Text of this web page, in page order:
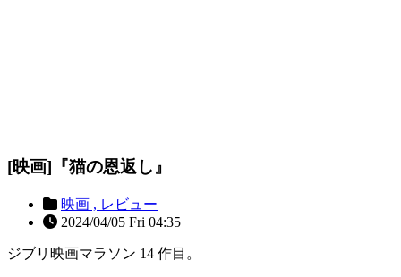
[映画]『猫の恩返し』
映画 , レビュー
2024/04/05 Fri 04:35
ジブリ映画マラソン 14 作目。